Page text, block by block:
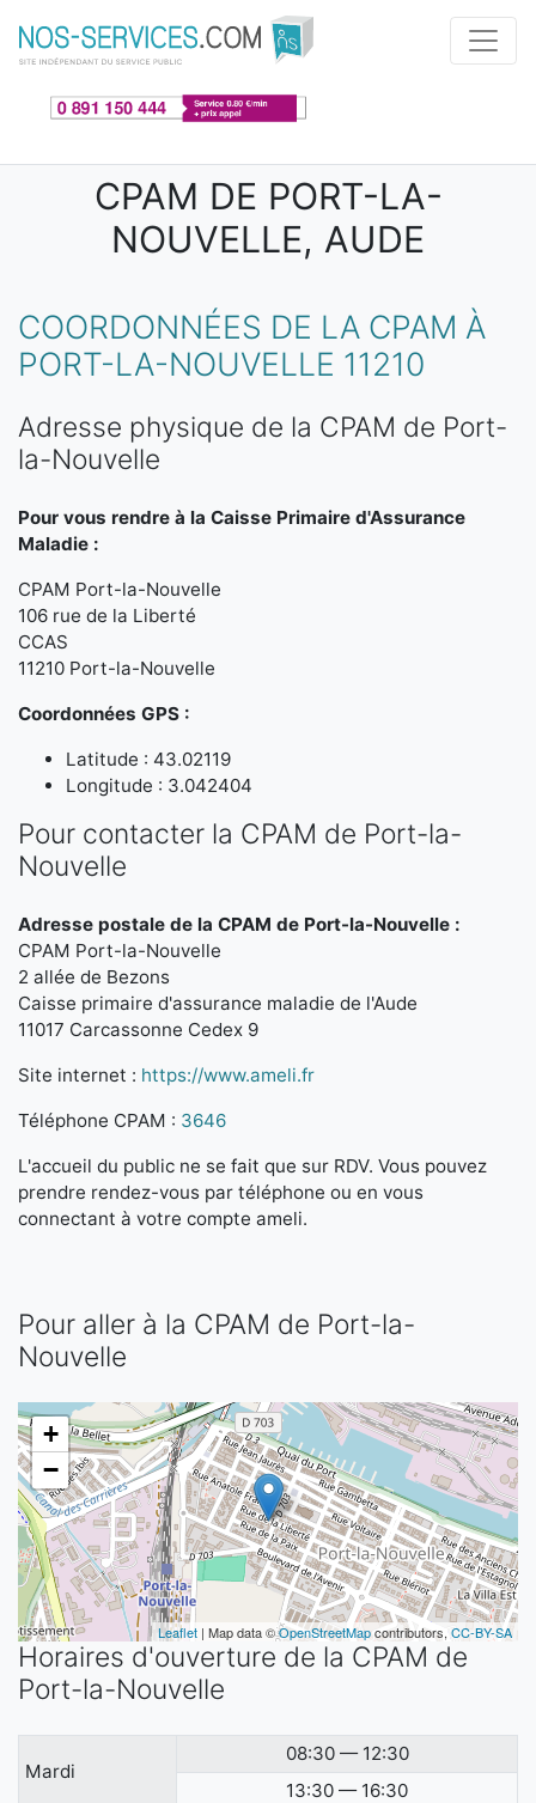
Aller au contenu principal
CPAM DE PORT-LA-
NOUVELLE, AUDE
COORDONNÉES DE LA CPAM À
PORT-LA-NOUVELLE 11210
Adresse physique de la CPAM de Port-
la-Nouvelle
Pour vous rendre à la Caisse Primaire d'Assurance
Maladie :
CPAM Port-la-Nouvelle
106 rue de la Liberté
CCAS
11210 Port-la-Nouvelle
Coordonnées GPS :
Latitude : 43.02119
Longitude : 3.042404
Pour contacter la CPAM de Port-la-
Nouvelle
Adresse postale de la CPAM de Port-la-Nouvelle :
CPAM Port-la-Nouvelle
2 allée de Bezons
Caisse primaire d'assurance maladie de l'Aude
11017 Carcassonne Cedex 9
Site internet : https://www.ameli.fr
Téléphone CPAM : 3646
L'accueil du public ne se fait que sur RDV. Vous pouvez
prendre rendez-vous par téléphone ou en vous
connectant à votre compte ameli.
Pour aller à la CPAM de Port-la-
Nouvelle
+
−
Leaflet | Map data ©OpenStreetMapcontributors, CC-BY-SA
Horaires d'ouverture de la CPAM de
Port-la-Nouvelle
Mardi
08:30 — 12:30
13:30 — 16:30